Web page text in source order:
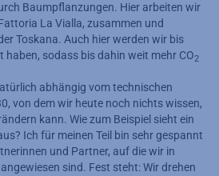
Baumpflanzungen. Hier arbeiten wir
La Vialla, zusammen und
Toskana. Auch hier werden wir bis
haben, sodass bis dahin weit mehr CO2
abhängig vom technischen
von dem wir heute noch nichts wissen,
kann. Wie zum Beispiel sieht ein
Ich für meinen Teil bin sehr gespannt
und Partner, auf die wir in
sind. Fest steht: Wir drehen